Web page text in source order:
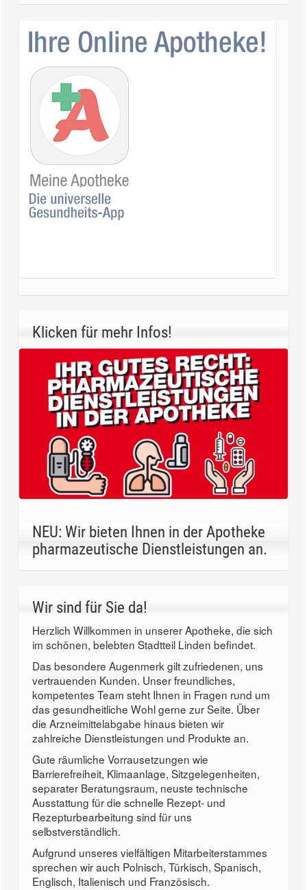
Klicken für mehr Infos!
NEU: Wir bieten Ihnen in der Apotheke
pharmazeutische Dienstleistungen an.
Wir sind für Sie da!
Herzlich Willkommen in unserer Apotheke, die sich
im schönen, belebten Stadtteil Linden befindet.
Das besondere Augenmerk gilt zufriedenen, uns
vertrauenden Kunden. Unser freundliches,
kompetentes Team steht Ihnen in Fragen rund um
das gesundheitliche Wohl gerne zur Seite. Über
die Arzneimittelabgabe hinaus bieten wir
zahlreiche Dienstleistungen und Produkte an.
Gute räumliche Vorrausetzungen wie
Barrierefreiheit, Klimaanlage, Sitzgelegenheiten,
separater Beratungsraum, neuste technische
Ausstattung für die schnelle Rezept- und
Rezepturbearbeitung sind für uns
selbstverständlich.
Aufgrund unseres vielfältigen Mitarbeiterstammes
sprechen wir auch Polnisch, Türkisch, Spanisch,
Englisch, Italienisch und Französisch.